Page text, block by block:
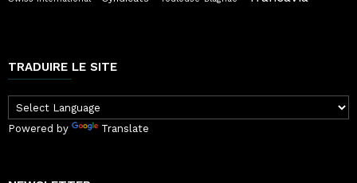
TRADUIRE LE SITE
Powered by Translate